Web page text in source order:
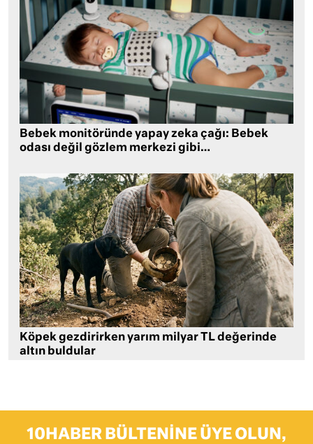
Bebek monitöründe yapay zeka çağı: Bebek
odası değil gözlem merkezi gibi…
Köpek gezdirirken yarım milyar TL değerinde
altın buldular
10HABER BÜLTENINE ÜYE OLUN,